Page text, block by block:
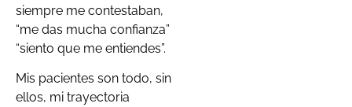
siempre me contestaban,
“me das mucha confianza”
“siento que me entiendes”.
Mis pacientes son todo, sin
ellos, mi trayectoria